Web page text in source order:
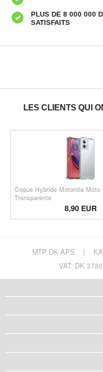
PLUS DE 8 000 000
SATISFAITS
LES CLIENTS QUI
Coque Hybride Motorola Moto
Transparente
8,90 EUR
MTP DK APS |
VAT: DK